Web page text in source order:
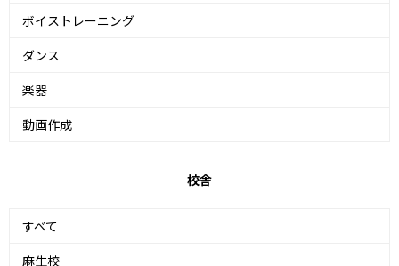
ボイストレーニング
ダンス
楽器
動画作成
校舎
すべて
麻生校